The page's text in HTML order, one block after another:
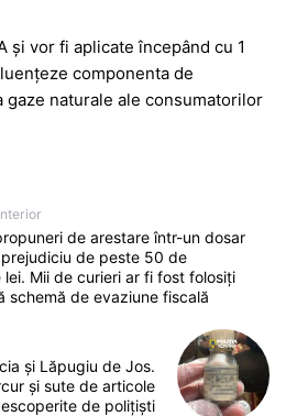
și vor fi aplicate începând cu 1
componenta de
naturale ale consumatorilor
de arestare într-un dosar
de peste 50 de
lei. Mii de curieri ar fi fost folosiți
schemă de evaziune fiscală
și Lăpugiu de Jos.
și sute de articole
de polițiști